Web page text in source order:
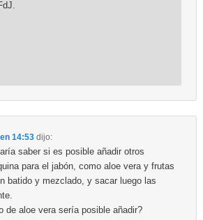
14:53 dijo:
saber si es posible añadir otros
para el jabón, como aloe vera y frutas
batido y mezclado, y sacar luego las
de aloe vera sería posible añadir?